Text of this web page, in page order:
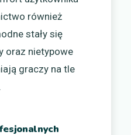
również
stały się
oraz nietypowe
graczy na tle